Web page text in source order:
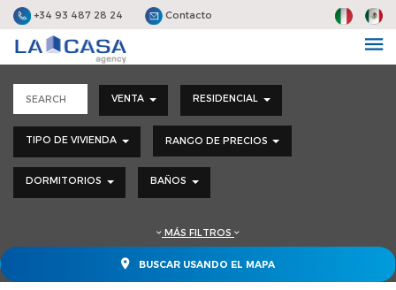
+34 93 487 28 24 Contacto
VENTA RESIDENCIAL
TIPO DE VIVIENDA RANGO DE PRECIOS
DORMITORIOS BAÑOS
MÁS FILTROS
BUSCAR USANDO EL MAPA